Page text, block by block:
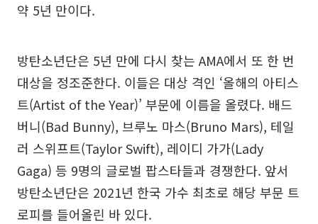
약 5년 만이다.
방탄소년단은 5년 만에 다시 찾는 AMA에서 또 한 번
대상을 정조준한다. 이들은 대상 격인 ‘올해의 아티스
트(Artist of the Year)’ 부문에 이름을 올렸다. 배드
버니(Bad Bunny), 브루노 마스(Bruno Mars), 테일
러 스위프트(Taylor Swift), 레이디 가가(Lady
Gaga) 등 9명의 글로벌 팝스타들과 경쟁한다. 앞서
방탄소년단은 2021년 한국 가수 최초로 해당 부문 트
로피를 들어올린 바 있다.